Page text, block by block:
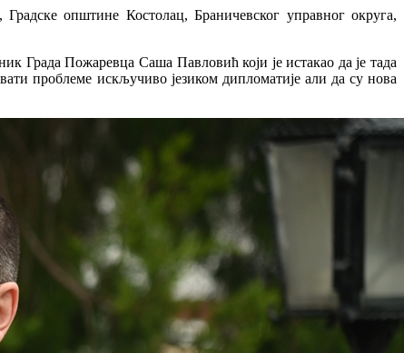
општине Костолац, Браничевског управног округа,
Града Пожаревца Саша Павловић који је истакао да је тада
проблеме искључиво језиком дипломатије али да су нова